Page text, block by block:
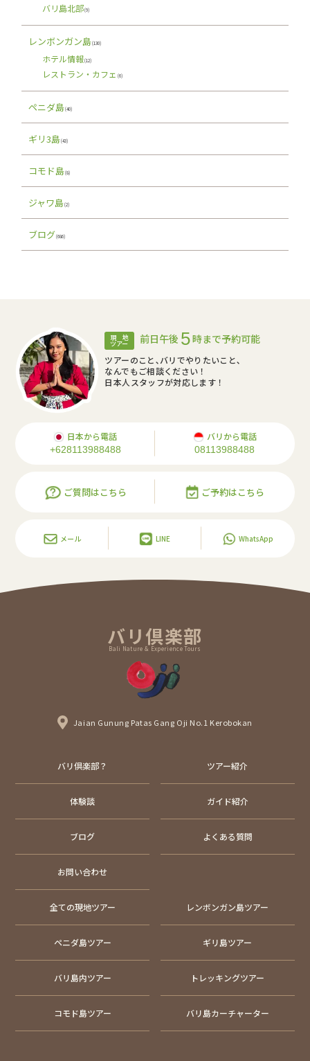
バリ島北部(9)
レンボンガン島(130)
ホテル情報(12)
レストラン・カフェ (6)
ペニダ島(40)
ギリ3島(43)
コモド島(8)
ジャワ島(2)
ブログ(686)
現 地
ツアー 前日午後 5時まで予約可能
ツアーのこと､バリでやりたいこと､
なんでもご相談ください！
日本人スタッフが対応します！
日本から電話
+628113988488
バリから電話
08113988488
ご質問はこちら ご予約はこちら
メール LINE WhatsApp
バリ倶楽部
Bali Nature & Experience Tours
Jaian Gunung Patas Gang Oji No.1 Kerobokan
バリ倶楽部？ ツアー紹介
体験談 ガイド紹介
ブログ よくある質問
お問い合わせ
全ての現地ツアー レンボンガン島ツアー
ペニダ島ツアー ギリ島ツアー
バリ島内ツアー トレッキングツアー
コモド島ツアー バリ島カーチャーター